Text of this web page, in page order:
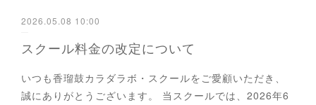
2026.05.08 10:00
スクール料金の改定について
いつも香瑠鼓カラダラボ・スクールをご愛顧いただき、
誠にありがとうございます。 当スクールでは、2026年6